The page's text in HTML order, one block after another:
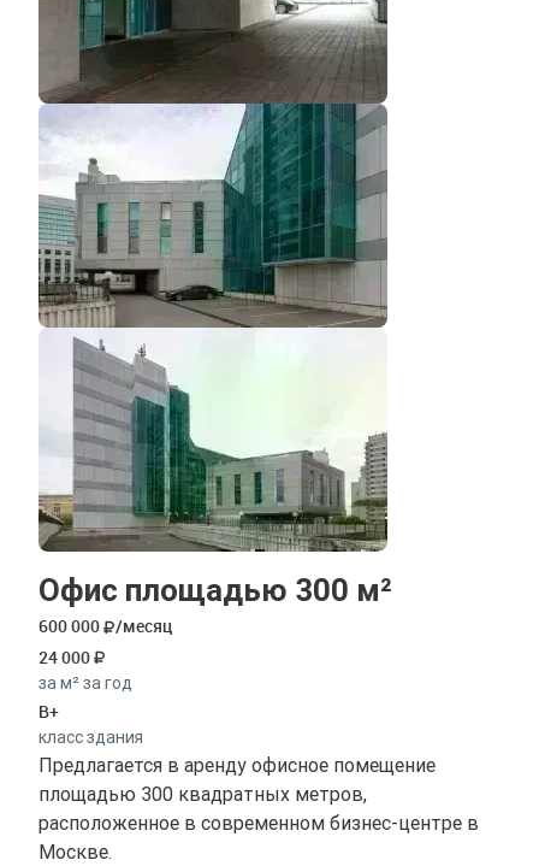
Офис площадью 300 м²
600 000
/месяц
24 000
за м² за год
B+
класс здания
Предлагается в аренду офисное помещение
площадью 300 квадратных метров,
расположенное в современном бизнес-центре в
Москве.